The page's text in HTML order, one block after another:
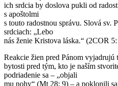
ich srdcia by doslova pukli od
s apoštolmi
s touto radostnou správu. Slová sv.
srdciach: „Lebo
nás ženie Kristova láska.“ (2COR
Reakcie žien pred Pánom
bytosti pred tým, kto je naším
podriadenie sa – „objali
mu nohy“ (Mt 28: 9) – a poklonili